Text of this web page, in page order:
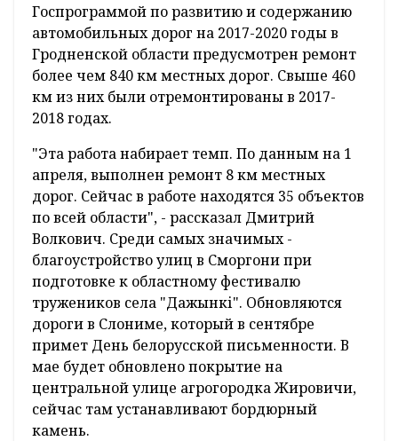
Госпрограммой по развитию и содержанию
автомобильных дорог на 2017-2020 годы в
Гродненской области предусмотрен ремонт
более чем 840 км местных дорог. Свыше 460
км из них были отремонтированы в 2017-
2018 годах.
"Эта работа набирает темп. По данным на 1
апреля, выполнен ремонт 8 км местных
дорог. Сейчас в работе находятся 35 объектов
по всей области", - рассказал Дмитрий
Волкович. Среди самых значимых -
благоустройство улиц в Сморгони при
подготовке к областному фестивалю
тружеников села "Дажынкі". Обновляются
дороги в Слониме, который в сентябре
примет День белорусской письменности. В
мае будет обновлено покрытие на
центральной улице агрогородка Жировичи,
сейчас там устанавливают бордюрный
камень.